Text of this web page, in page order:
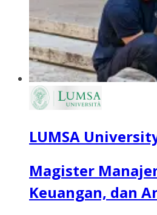
LUMSA
Magister
Keuangan, dan